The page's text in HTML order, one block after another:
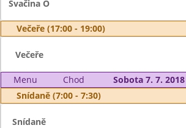
Svačina O
Večeře (17:00 - 19:00)
Večeře
Menu Chod
Sobota 7. 7. 2018
Snídaně (7:00 - 7:30)
Snídaně